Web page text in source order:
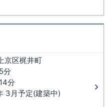
京区梶井町
分
分
3月予定(建築中)